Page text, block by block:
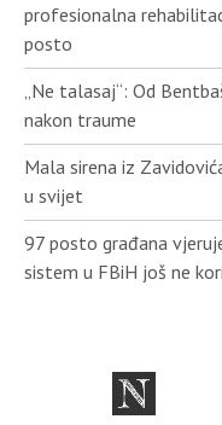
profesionalna
posto
„Ne talasaj“: Od
nakon traume
Mala sirena iz
u svijet
97 posto građana
sistem u FBiH još ne